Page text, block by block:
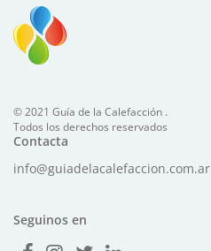
© 2021 Guía de la Calefacción .
Todos los derechos reservados
Contacta
info@guiadelacalefaccion.com.ar
Seguinos en